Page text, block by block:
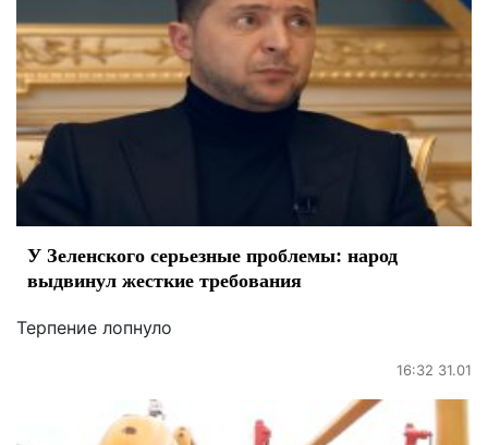
У Зеленского серьезные проблемы: народ
выдвинул жесткие требования
Терпение лопнуло
16:32 31.01